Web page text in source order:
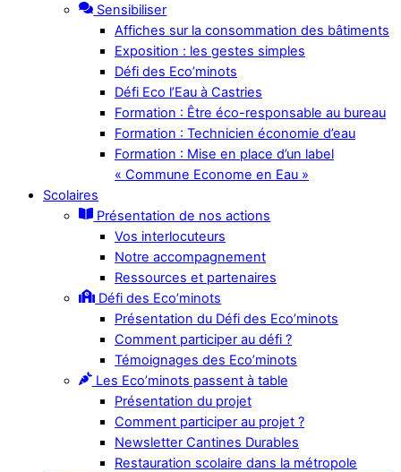
Sensibiliser
Affiches sur la consommation des bâtiments
Exposition : les gestes simples
Défi des Eco’minots
Défi Eco l’Eau à Castries
Formation : Être éco-responsable au bureau
Formation : Technicien économie d’eau
Formation : Mise en place d’un label
« Commune Econome en Eau »
Scolaires
Présentation de nos actions
Vos interlocuteurs
Notre accompagnement
Ressources et partenaires
Défi des Eco’minots
Présentation du Défi des Eco’minots
Comment participer au défi ?
Témoignages des Eco’minots
Les Eco’minots passent à table
Présentation du projet
Comment participer au projet ?
Newsletter Cantines Durables
Restauration scolaire dans la métropole